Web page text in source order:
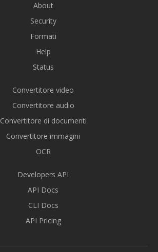
About
Security
Formati
Help
Status
Convertitore video
Convertitore audio
Convertitore di documenti
Convertitore immagini
OCR
Developers API
API Docs
CLI Docs
API Pricing